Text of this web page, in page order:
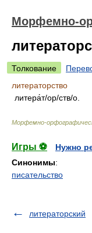
Морфемно-
Толкование
литераторство
литера́т/ор/ств/о.
Морфемно-
Игры ⚽
Нужно
Синонимы:
писательство
литераторский